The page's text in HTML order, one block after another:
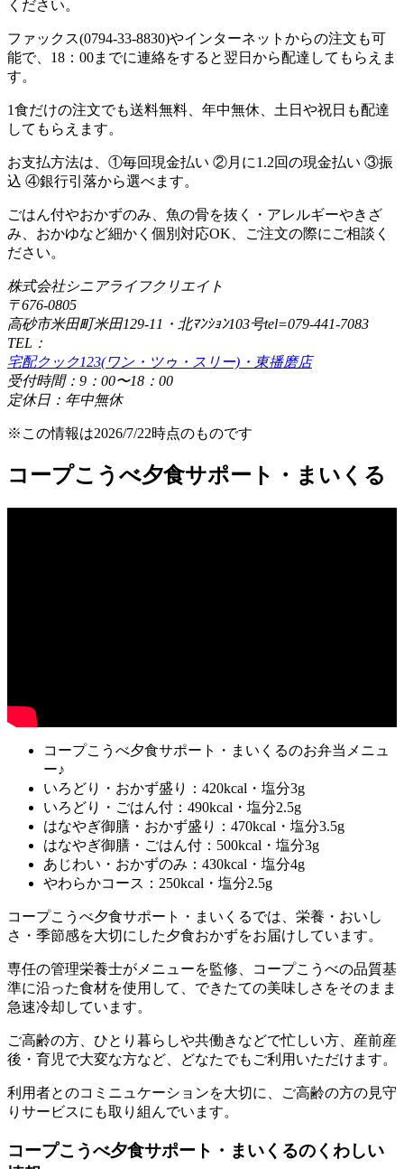
ください。
ファックス(0794-33-8830)やインターネットからの注文も可
能で、18：00までに連絡をすると翌日から配達してもらえま
す。
1食だけの注文でも送料無料、年中無休、土日や祝日も配達
してもらえます。
お支払方法は、①毎回現金払い ②月に1.2回の現金払い ③振
込 ④銀行引落から選べます。
ごはん付やおかずのみ、魚の骨を抜く・アレルギーやきざ
み、おかゆなど細かく個別対応OK、ご注文の際にご相談く
ださい。
株式会社シニアライフクリエイト
〒676-0805
高砂市米田町米田129-11・北ﾏﾝｼｮﾝ103号tel=079-441-7083
TEL：
宅配クック123(ワン・ツゥ・スリー)・東播磨店
受付時間：9：00〜18：00
定休日：年中無休
※この情報は2026/7/22時点のものです
コープこうべ夕食サポート・まいくる
コープこうべ夕食サポート・まいくるのお弁当メニュ
ー♪
いろどり・おかず盛り：420kcal・塩分3g
いろどり・ごはん付：490kcal・塩分2.5g
はなやぎ御膳・おかず盛り：470kcal・塩分3.5g
はなやぎ御膳・ごはん付：500kcal・塩分3g
あじわい・おかずのみ：430kcal・塩分4g
やわらかコース：250kcal・塩分2.5g
コープこうべ夕食サポート・まいくるでは、栄養・おいし
さ・季節感を大切にした夕食おかずをお届けしています。
専任の管理栄養士がメニューを監修、コープこうべの品質基
準に沿った食材を使用して、できたての美味しさをそのまま
急速冷却しています。
ご高齢の方、ひとり暮らしや共働きなどで忙しい方、産前産
後・育児で大変な方など、どなたでもご利用いただけます。
利用者とのコミニュケーションを大切に、ご高齢の方の見守
りサービスにも取り組んでいます。
コープこうべ夕食サポート・まいくるのくわしい